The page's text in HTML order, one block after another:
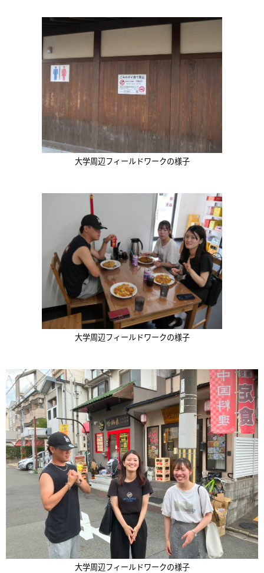
大学周辺フィールドワークの様子
大学周辺フィールドワークの様子
大学周辺フィールドワークの様子